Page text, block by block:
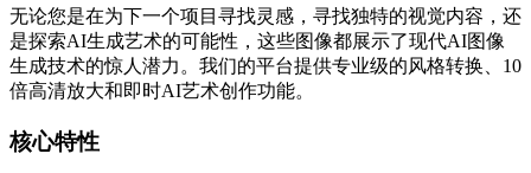
无论您是在为下一个项目寻找灵感，寻找独特的视觉内容，还
是探索AI生成艺术的可能性，这些图像都展示了现代AI图像
生成技术的惊人潜力。我们的平台提供专业级的风格转换、10
倍高清放大和即时AI艺术创作功能。
核心特性